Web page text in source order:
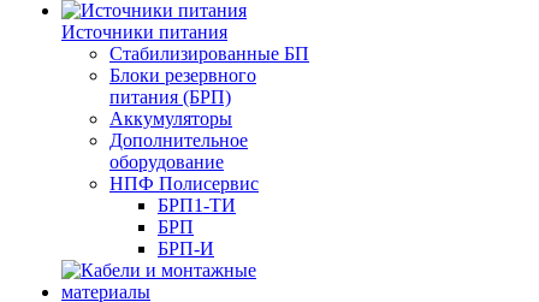
Источники питания
Стабилизированные БП
Блоки резервного
питания (БРП)
Аккумуляторы
Дополнительное
оборудование
НПФ Полисервис
БРП1-ТИ
БРП
БРП-И